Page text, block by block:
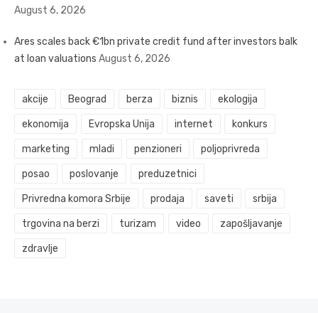
August 6, 2026
Ares scales back €1bn private credit fund after investors balk
at loan valuations August 6, 2026
akcije Beograd berza biznis ekologija
ekonomija Evropska Unija internet konkurs
marketing mladi penzioneri poljoprivreda
posao poslovanje preduzetnici
Privredna komora Srbije prodaja saveti srbija
trgovina na berzi turizam video zapošljavanje
zdravlje